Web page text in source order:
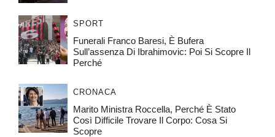
SPORT
Funerali Franco Baresi, È Bufera
Sull’assenza Di Ibrahimovic: Poi Si Scopre Il
Perché
CRONACA
Marito Ministra Roccella, Perché È Stato
Così Difficile Trovare Il Corpo: Cosa Si
Scopre